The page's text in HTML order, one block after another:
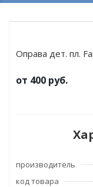
Оправа дет. пл.
от 400 руб.
производитель
код товара